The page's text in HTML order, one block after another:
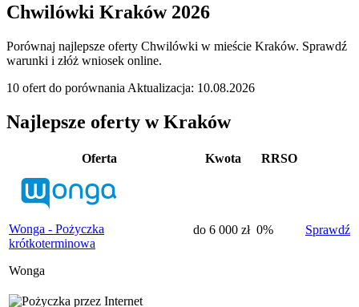
Chwilówki Kraków 2026
Porównaj najlepsze oferty Chwilówki w mieście Kraków. Sprawdź
warunki i złóż wniosek online.
10 ofert do porównania Aktualizacja: 10.08.2026
Najlepsze oferty w Kraków
Oferta Kwota RRSO
Wonga - Pożyczka
krótkoterminowa
Wonga
do 6 000 zł 0% Sprawdź